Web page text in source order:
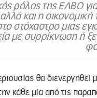
ρόλος της ΕΛΒΟ
και η
στόχαστρο μιας
με συρρίκνωση ή
θα διενεργηθεί
κάθε μία από τις